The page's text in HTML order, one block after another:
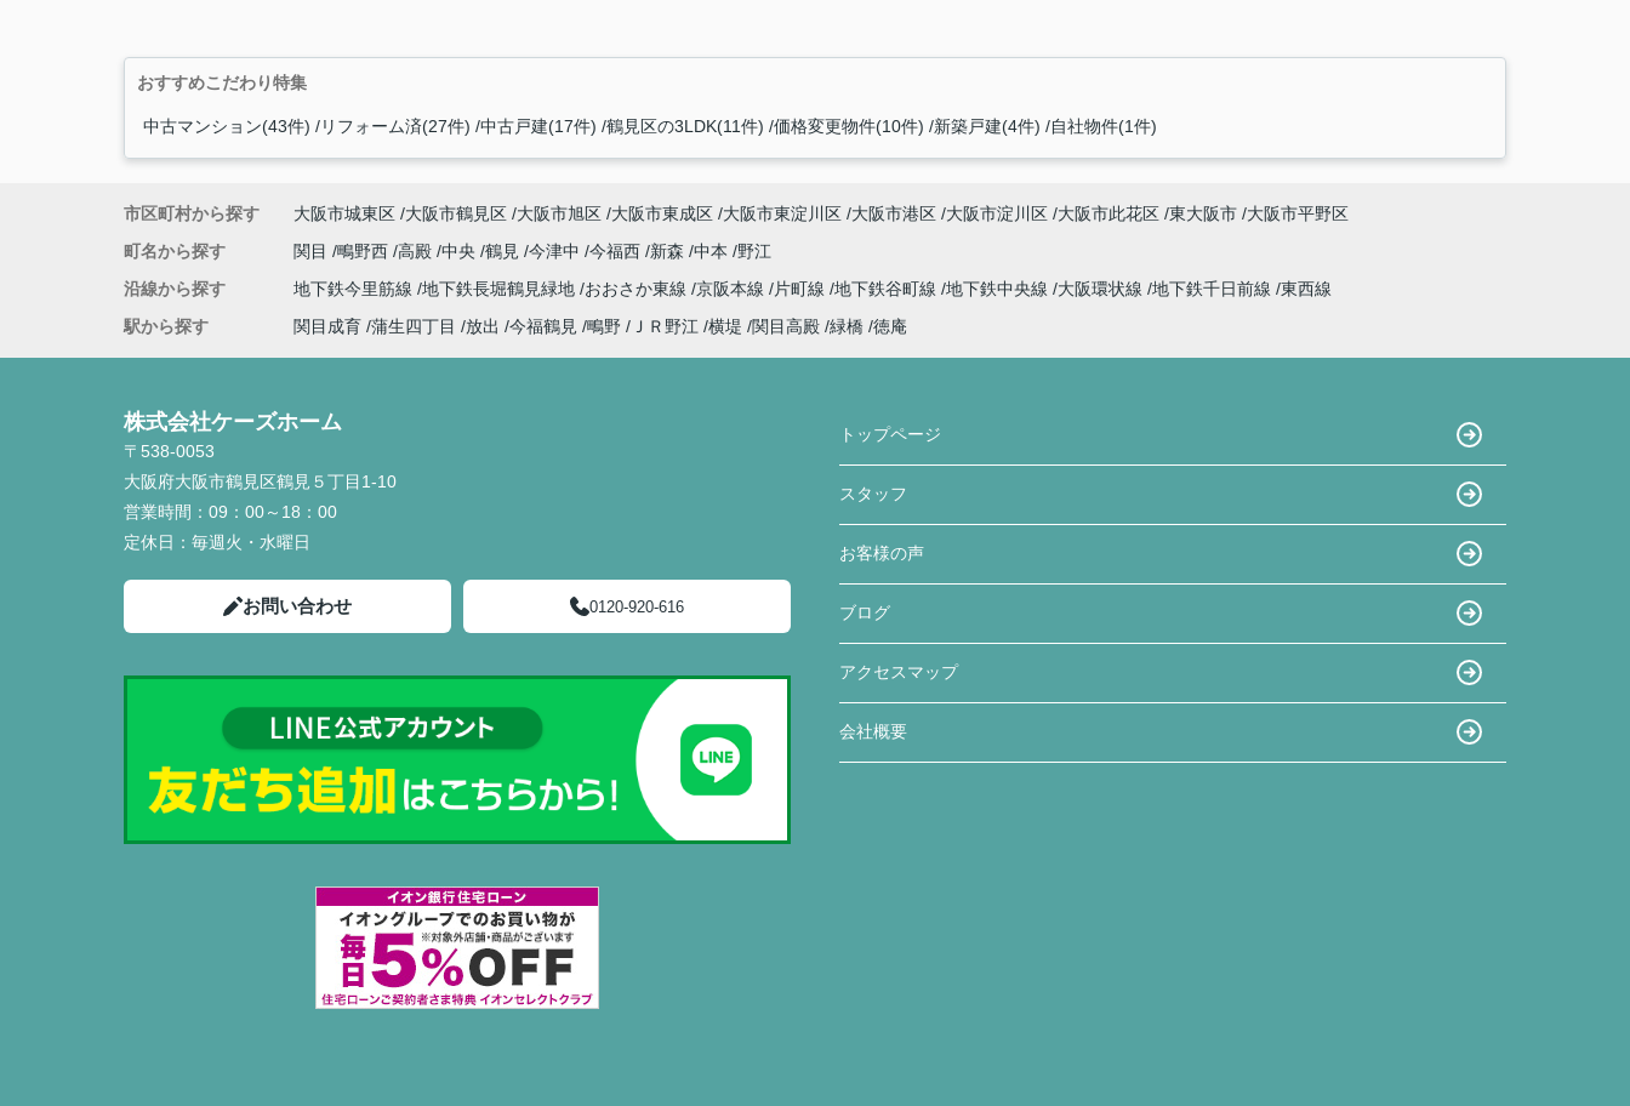
おすすめこだわり特集
中古マンション(43件) リフォーム済(27件) 中古戸建(17件) 鶴見区の3LDK(11件) 価格変更物件(10件) 新築戸建(4件) 自社物件(1件)
市区町村から探す 大阪市城東区 大阪市鶴見区 大阪市旭区 大阪市東成区 大阪市東淀川区 大阪市港区 大阪市淀川区 大阪市此花区 東大阪市 大阪市平野区
町名から探す
関目 鴫野西 高殿 中央 鶴見 今津中 今福西 新森 中本
野江
沿線から探す
地下鉄今里筋線 地下鉄長堀鶴見緑地 おおさか東線 京阪本線 片町線 地下鉄谷町線 地下鉄中央線 大阪環状線 地下鉄千日前線 東西線
駅から探す
関目成育 蒲生四丁目 放出 今福鶴見 鴫野 ＪＲ野江 横堤 関目高殿 緑橋 徳庵
株式会社ケーズホーム
〒538-0053
大阪府大阪市鶴見区鶴見５丁目1-10
営業時間： 09：00～18：00
定休日： 毎週火・水曜日
お問い合わせ 0120-920-616
トップページ
スタッフ
お客様の声
ブログ
アクセスマップ
会社概要